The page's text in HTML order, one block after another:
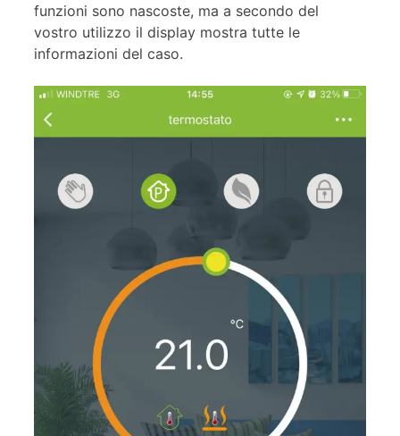
funzioni sono nascoste, ma a secondo del
vostro utilizzo il display mostra tutte le
informazioni del caso.